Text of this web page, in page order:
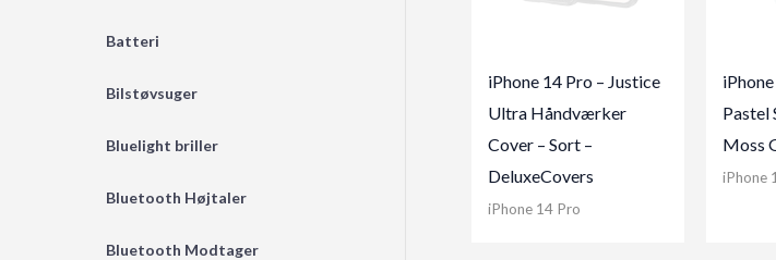
Batteri
Bilstøvsuger
Bluelight briller
Bluetooth Højtaler
Bluetooth Modtager
iPhone 14 Pro – Justice
Ultra Håndværker
Cover – Sort –
DeluxeCovers
iPhone 14 Pro
Pastel
Moss
iPhone